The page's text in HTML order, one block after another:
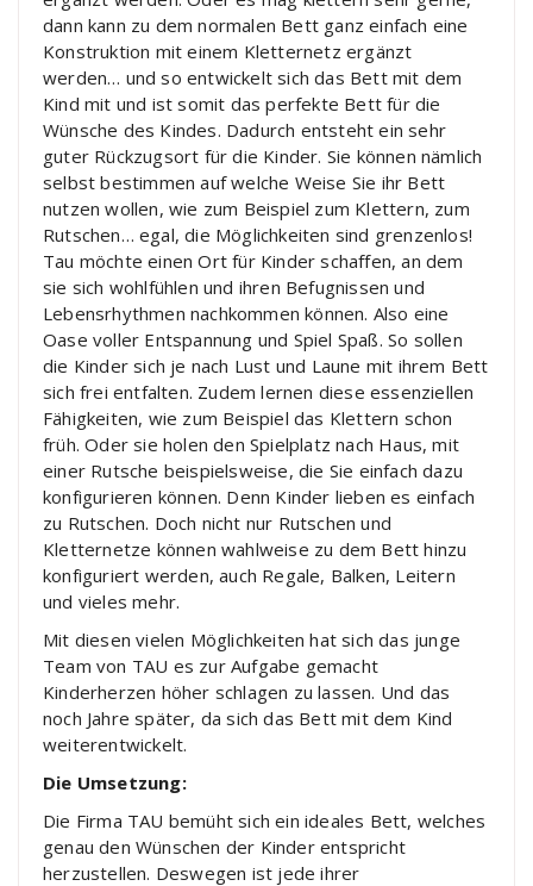
dann kann zu dem normalen Bett ganz einfach eine
Konstruktion mit einem Kletternetz ergänzt
werden… und so entwickelt sich das Bett mit dem
Kind mit und ist somit das perfekte Bett für die
Wünsche des Kindes. Dadurch entsteht ein sehr
guter Rückzugsort für die Kinder. Sie können nämlich
selbst bestimmen auf welche Weise Sie ihr Bett
nutzen wollen, wie zum Beispiel zum Klettern, zum
Rutschen… egal, die Möglichkeiten sind grenzenlos!
Tau möchte einen Ort für Kinder schaffen, an dem
sie sich wohlfühlen und ihren Befugnissen und
Lebensrhythmen nachkommen können. Also eine
Oase voller Entspannung und Spiel Spaß. So sollen
die Kinder sich je nach Lust und Laune mit ihrem Bett
sich frei entfalten. Zudem lernen diese essenziellen
Fähigkeiten, wie zum Beispiel das Klettern schon
früh. Oder sie holen den Spielplatz nach Haus, mit
einer Rutsche beispielsweise, die Sie einfach dazu
konfigurieren können. Denn Kinder lieben es einfach
zu Rutschen. Doch nicht nur Rutschen und
Kletternetze können wahlweise zu dem Bett hinzu
konfiguriert werden, auch Regale, Balken, Leitern
und vieles mehr.
Mit diesen vielen Möglichkeiten hat sich das junge
Team von TAU es zur Aufgabe gemacht
Kinderherzen höher schlagen zu lassen. Und das
noch Jahre später, da sich das Bett mit dem Kind
weiterentwickelt.
Die Umsetzung:
Die Firma TAU bemüht sich ein ideales Bett, welches
genau den Wünschen der Kinder entspricht
herzustellen. Deswegen ist jede ihrer